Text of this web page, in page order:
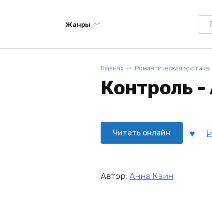
Жанры
for:
Главная Романтическая эротика
Контроль
Читать онлайн
Автор: Анна Квин